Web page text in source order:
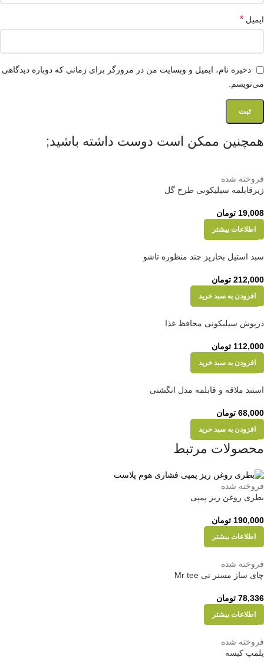
ایمیل *
ذخیره نام، ایمیل و وبسایت من در مرورگر برای زمانی که دوباره دیدگاهی
می‌نویسم.
همچنین ممکن است دوست داشته باشید;
فروخته شده
زیرقابلمه سیلیکونی طرح گل
19,008 تومان
اطلاعات بیشتر
سبد استیل بخارپز چند منظوره تاشو
212,000 تومان
افزودن به سبد خرید
درپوش سیلیکونی محافظ غذا
112,000 تومان
افزودن به سبد خرید
استند ملاقه و قابلمه مدل انگشتی
68,000 تومان
افزودن به سبد خرید
محصولات مرتبط
فروخته شده
بطری روغن ریز پمپی
190,000 تومان
اطلاعات بیشتر
فروخته شده
چای ساز مستر تی Mr tee
78,336 تومان
اطلاعات بیشتر
فروخته شده
پلمپ کیسه